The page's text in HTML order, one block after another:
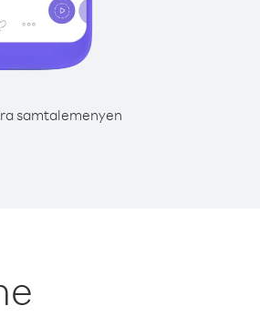
samtalemenyen